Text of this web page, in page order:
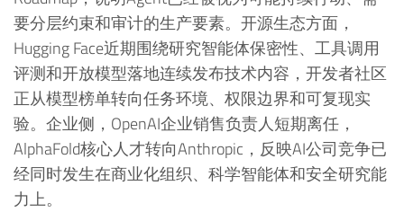
要分层约束和审计的生产要素。开源生态方面，
Hugging Face近期围绕研究智能体保密性、工具调用
评测和开放模型落地连续发布技术内容，开发者社区
正从模型榜单转向任务环境、权限边界和可复现实
验。企业侧，OpenAI企业销售负责人短期离任，
AlphaFold核心人才转向Anthropic，反映AI公司竞争已
经同时发生在商业化组织、科学智能体和安全研究能
力上。